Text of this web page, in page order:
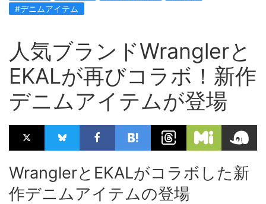
#デニムアイテム
人気ブランドWranglerと
EKALが再びコラボ！新作
デニムアイテムが登場
WranglerとEKALがコラボした新
作デニムアイテムの登場